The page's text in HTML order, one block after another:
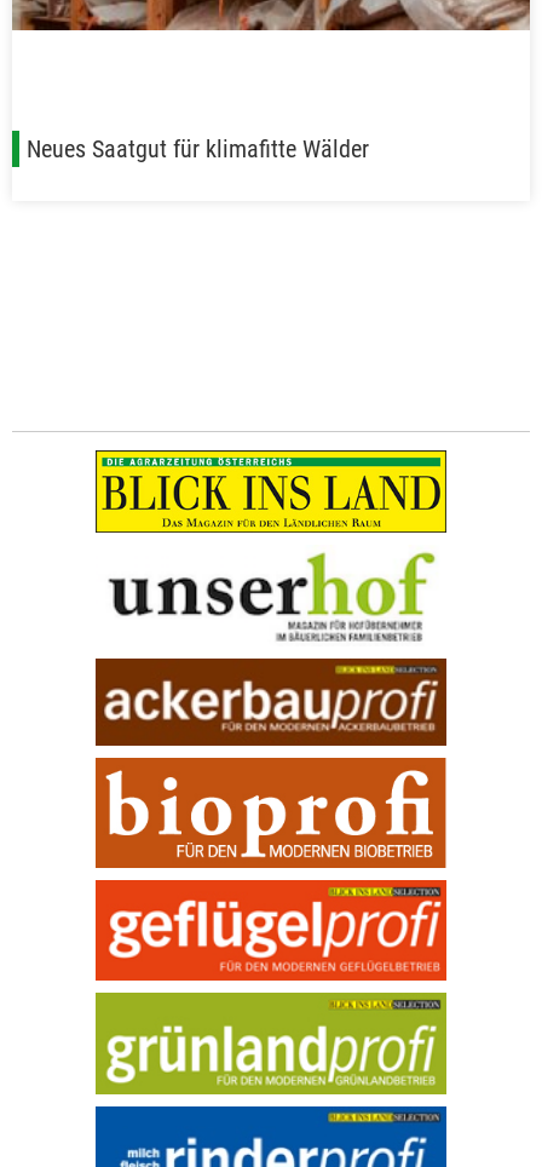
Neues Saatgut für klimafitte Wälder